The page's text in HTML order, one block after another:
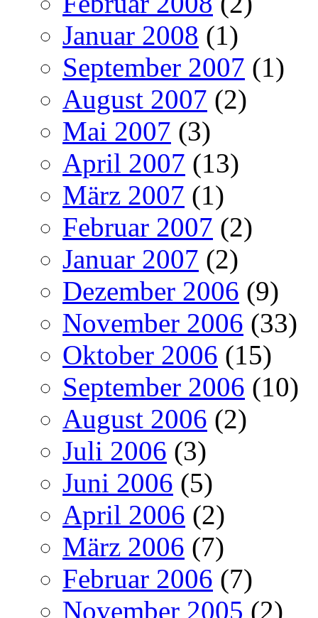
Januar 2008 (1)
September 2007 (1)
August 2007 (2)
Mai 2007 (3)
April 2007 (13)
März 2007 (1)
Februar 2007 (2)
Januar 2007 (2)
Dezember 2006 (9)
November 2006 (33)
Oktober 2006 (15)
September 2006 (10)
August 2006 (2)
Juli 2006 (3)
Juni 2006 (5)
April 2006 (2)
März 2006 (7)
Februar 2006 (7)
November 2005 (2)